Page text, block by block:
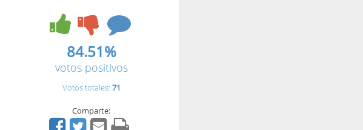
84.51%
votos positivos
Votos totales: 71
Comparte: